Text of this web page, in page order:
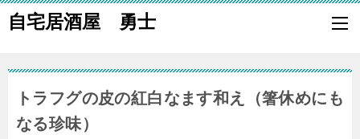
自宅居酒屋 勇士
自宅で居酒屋の「酒の肴」になる料理を楽しく作り、家族や親族に友
トラフグの皮の紅白なます和え（箸休めにも
なる珍味）